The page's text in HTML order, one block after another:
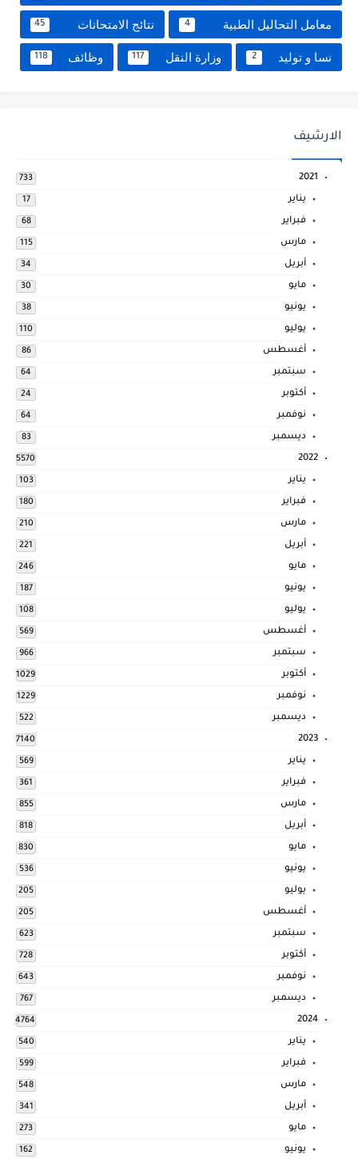
معامل التحاليل الطبية 4 نتائج الامتحانات 45
نسا و توليد 2 وزارة النقل 117 وظائف 118
الارشيف
2021
733
يناير 17
فبراير 68
مارس 115
أبريل 34
مايو 30
يونيو 38
يوليو 110
أغسطس 86
سبتمبر 64
أكتوبر 24
نوفمبر 64
ديسمبر 83
2022
5570
يناير 103
فبراير 180
مارس 210
أبريل 221
مايو 246
يونيو 187
يوليو 108
أغسطس 569
سبتمبر 966
أكتوبر 1029
نوفمبر 1229
ديسمبر 522
2023
7140
يناير 569
فبراير 361
مارس 855
أبريل 818
مايو 830
يونيو 536
يوليو 205
أغسطس 205
سبتمبر 623
أكتوبر 728
نوفمبر 643
ديسمبر 767
2024
4764
يناير 540
فبراير 599
مارس 548
أبريل 341
مايو 273
يونيو 162